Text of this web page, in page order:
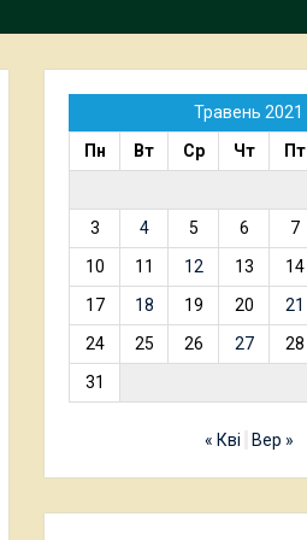
Травень 2021
Пн
Вт Ср Чт Пт
3
4 5 6 7
10
11 12 13 14
17
18 19 20 21
24
25 26 27 28
31
« Кві Вер »